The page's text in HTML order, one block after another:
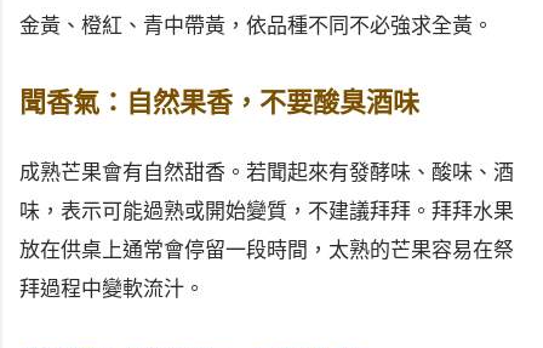
金黃、橙紅、青中帶黃，依品種不同不必強求全黃。
聞香氣：自然果香，不要酸臭酒味
成熟芒果會有自然甜香。若聞起來有發酵味、酸味、酒
味，表示可能過熟或開始變質，不建議拜拜。拜拜水果
放在供桌上通常會停留一段時間，太熟的芒果容易在祭
拜過程中變軟流汁。